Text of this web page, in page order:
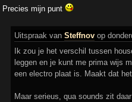
Precies mijn punt
Uitspraak vanSteffnov op
Ik zou je het verschil tussen
leggen en je kunt me prima wijs
een electro plaat is. Maakt dat
Maar serieus, qua sounds zit